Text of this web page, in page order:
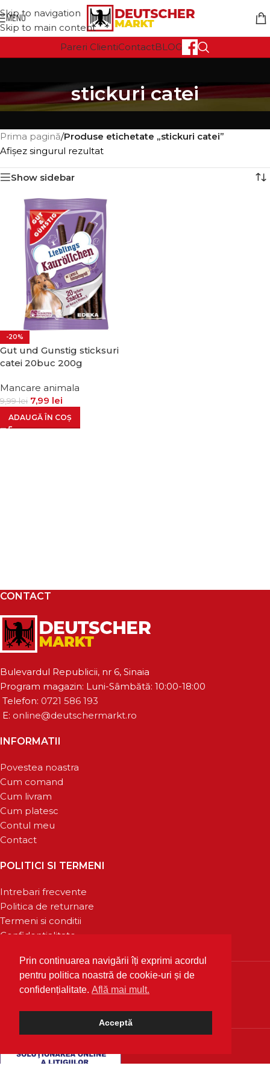
Prin continuarea navigării îți exprimi acordul
pentru politica noastră de cookie-uri și de
confidențialitate. Află mai mult.
Acceptă
Skip to navigation
Skip to main content
MENU
Pareri ClientiContactBLOG
stickuri catei
Prima pagină/Produse etichetate „stickuri catei”
Afișez singurul rezultat
Show sidebar
-20%
Gut und Gunstig sticksuri
catei 20buc 200g
Mancare animala
9,99lei 7,99 lei
ADAUGĂ ÎN COȘ
CONTACT
Bulevardul Republicii, nr 6, Sinaia
Program magazin: Luni-Sâmbătă: 10:00-18:00
Telefon: 0721 586 193
E: online@deutschermarkt.ro
INFORMATII
Povestea noastra
Cum comand
Cum livram
Cum platesc
Contul meu
Contact
POLITICI SI TERMENI
Intrebari frecvente
Politica de returnare
Termeni si conditii
Confidentialitate